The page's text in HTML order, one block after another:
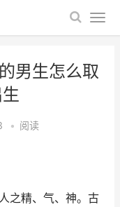
男生怎么取
• 阅读
之精、气、神。古